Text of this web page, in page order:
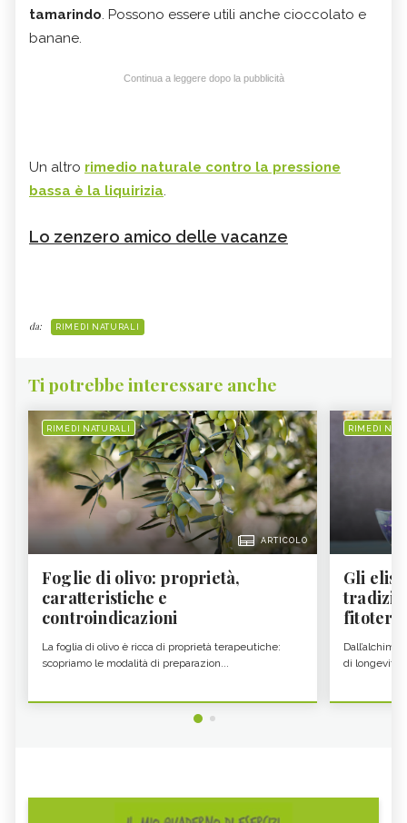
tamarindo. Possono essere utili anche cioccolato e
banane.
Continua a leggere dopo la pubblicità
Un altro rimedio naturale contro la pressione
bassa è la liquirizia.
Lo zenzero amico delle vacanze
da: RIMEDI NATURALI
Ti potrebbe interessare anche
RIMEDI NATURALI
ARTICOLO
Foglie di olivo: proprietà,
caratteristiche e
controindicazioni
La foglia di olivo è ricca di proprietà terapeutiche:
scopriamo le modalità di preparazion...
RIMEDI
Gli
fitoter...
di longevità